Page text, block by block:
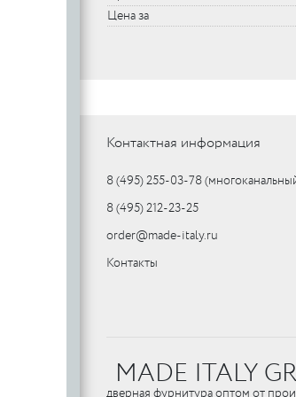
Цена за
Контактная информация
8 (495) 255-03-78
8 (495) 212-23-25
order@made-italy.ru
Контакты
MADE ITALY